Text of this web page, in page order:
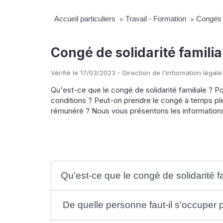
Accueil particuliers > Travail - Formation >
Congé de solidarité
Vérifié le 17/03/2023 - Direction de l'information
Qu'est-ce que le congé de solidarité familiale ?
conditions ? Peut-on prendre le congé à temps
rémunéré ? Nous vous présentons les
Qu'est-ce que le congé de solidarité
De quelle personne faut-il s'occuper